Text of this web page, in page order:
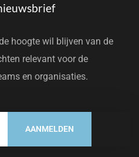
hoogte wil blijven van de
relevant voor de
en organisaties.
AANMELDEN